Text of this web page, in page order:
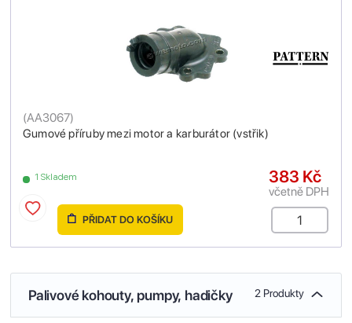
Gumové příruby mezi motor a karburátor (vstřik)
(AA3067)
1 Skladem 383 Kč
včetně DPH
PŘIDAT DO KOŠÍKU
Palivové kohouty, pumpy, hadičky 2 Produkty